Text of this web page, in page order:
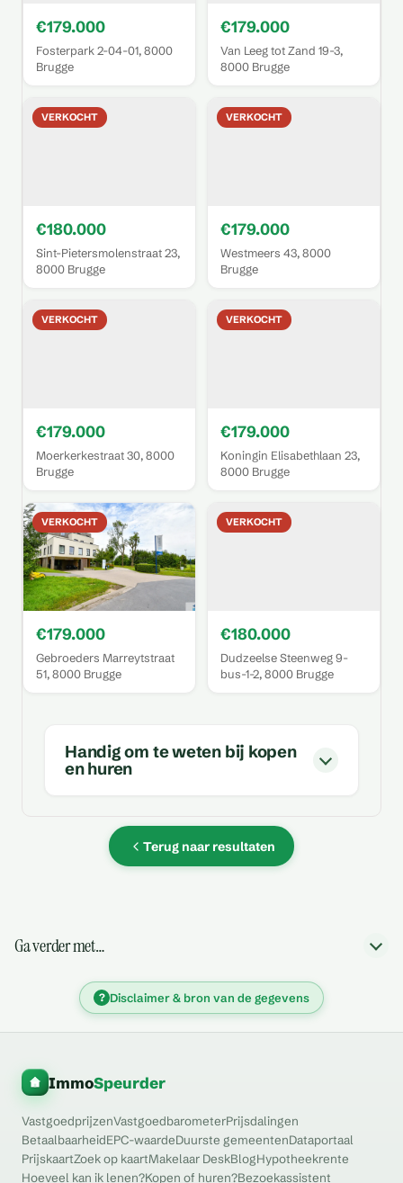
€179.000
Fosterpark 2-04-01, 8000
Brugge
€179.000
Van Leeg tot Zand 19-3,
8000 Brugge
VERKOCHT
€180.000
Sint-Pietersmolenstraat 23,
8000 Brugge
VERKOCHT
€179.000
Westmeers 43, 8000
Brugge
VERKOCHT
€179.000
Moerkerkestraat 30, 8000
Brugge
VERKOCHT
€179.000
Koningin Elisabethlaan 23,
8000 Brugge
VERKOCHT
€179.000
Gebroeders Marreytstraat
51, 8000 Brugge
VERKOCHT
€180.000
Dudzeelse Steenweg 9-
bus-1-2, 8000 Brugge
Handig om te weten bij kopen
en huren
Terug naar resultaten
Ga verder met…
? Disclaimer & bron van de gegevens
ImmoSpeurder
VastgoedprijzenVastgoedbarometerPrijsdalingen
BetaalbaarheidEPC-waardeDuurste gemeentenDataportaal
PrijskaartZoek op kaartMakelaar DeskBlogHypotheekrente
Hoeveel kan ik lenen?Kopen of huren?Bezoekassistent